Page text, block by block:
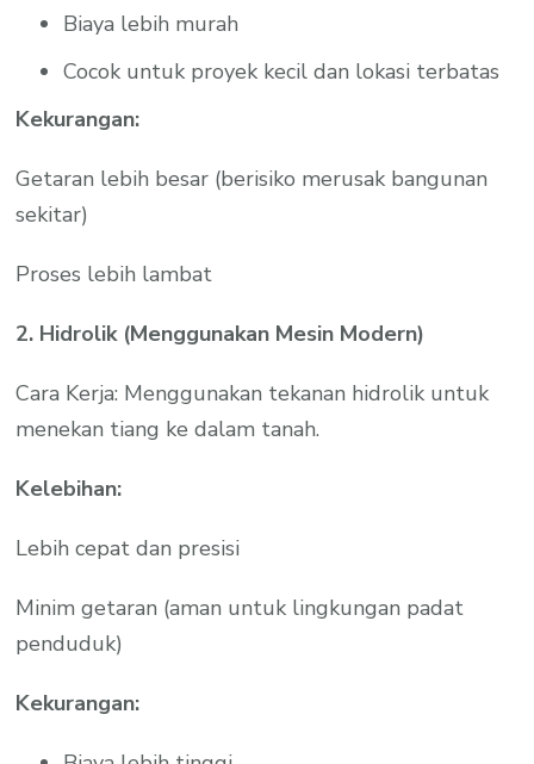
Biaya lebih murah
Cocok untuk proyek kecil dan lokasi terbatas
Kekurangan:
Getaran lebih besar (berisiko merusak bangunan
sekitar)
Proses lebih lambat
2. Hidrolik (Menggunakan Mesin Modern)
Cara Kerja: Menggunakan tekanan hidrolik untuk
menekan tiang ke dalam tanah.
Kelebihan:
Lebih cepat dan presisi
Minim getaran (aman untuk lingkungan padat
penduduk)
Kekurangan: